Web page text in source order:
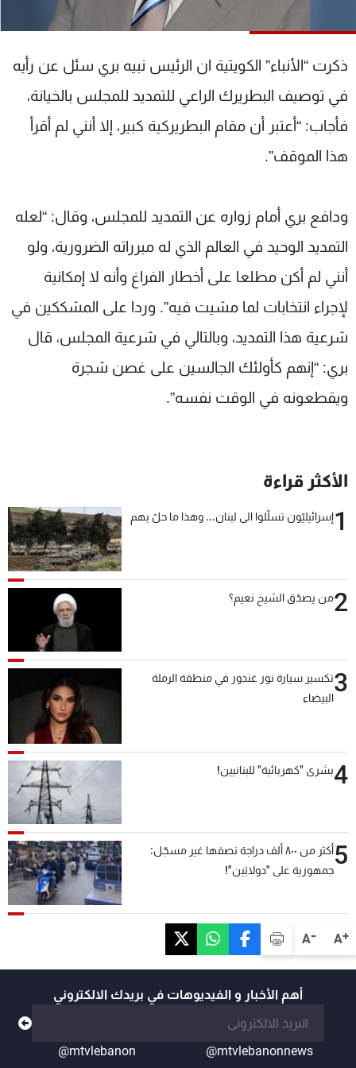
A+
A-
ذكرت “الأنباء” الكويتية ان الرئيس نبيه بري سئل عن رأيه
في توصيف البطريرك الراعي للتمديد للمجلس بالخيانة،
فأجاب: “أعتبر أن مقام البطريركية كبير، إلا أنني لم أقرأ
هذا الموقف”.
ودافع بري أمام زواره عن التمديد للمجلس، وقال: “لعله
التمديد الوحيد في العالم الذي له مبرراته الضرورية، ولو
أنني لم أكن مطلعا على أخطار الفراغ وأنه لا إمكانية
لإجراء انتخابات لما مشيت فيه”. وردا على المشككين في
شرعية هذا التمديد، وبالتالي في شرعية المجلس، قال
بري: “إنهم كأولئك الجالسين على غصن شجرة
ويقطعونه في الوقت نفسه”.
الأكثر قراءة
1إسرائيليّون تسلّلوا الى لبنان... وهذا ما حلّ بهم
2من يصدّق الشيخ نعيم؟
3تكسير سيارة نور غندور في منطقة الرملة
البيضاء
4بشرى "كهربائية" للبنانيين!
5
أكثر من ٨٠٠ ألف دراجة نصفها غير مسجّل:
جمهورية على "دولابَين"!
أهم الأخبار و الفيديوهات في بريدك الالكتروني
@mtvlebanonnews
@mtvlebanon
الترددات
عن MTV
الإنـتـاج
لاعلاناتكم
وظائف
تواصل معنا
شروط الإسـتخدام